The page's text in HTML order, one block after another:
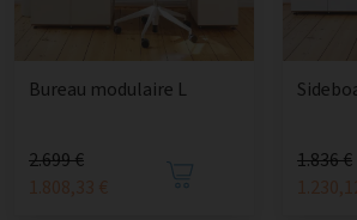
Bureau modulaire L
2.699 €
1.808,33 €
1.836 €